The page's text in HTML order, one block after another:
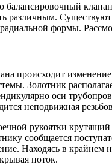
балансировочный
различным. Существуют
формы.
происходит
Золотник
оси
неподвижная
рукоятки
сообщается
Находясь в крайнем
поток.